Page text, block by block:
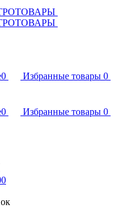
0 Избранные товары 0
0 Избранные товары 0